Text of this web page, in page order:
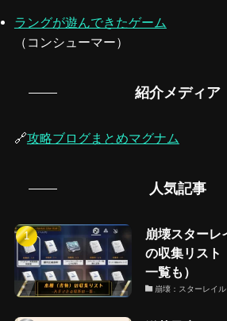
ラングが遊んできたゲーム
（コンシューマー）
紹介メディア
🔗攻略ブログまとめマグナム
人気記事
崩壊スターレ
の収集リスト
一覧も）
崩壊：スターレイル